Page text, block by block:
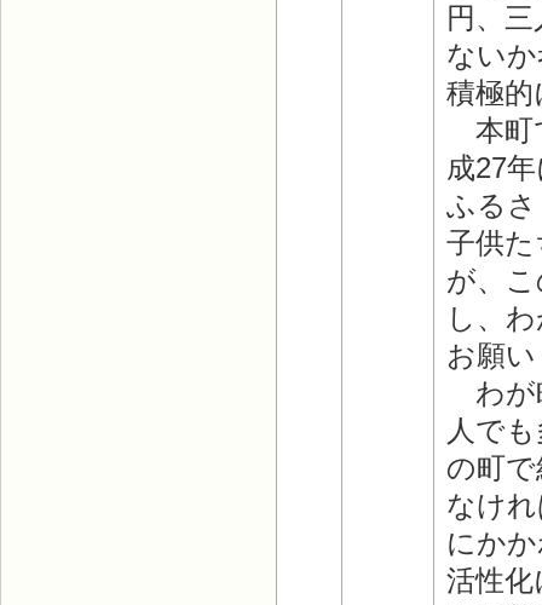
円、
ない
積極
本町
成27
ふる
子供
が、
し、
お願
わが
人で
の町
なけ
にか
活性